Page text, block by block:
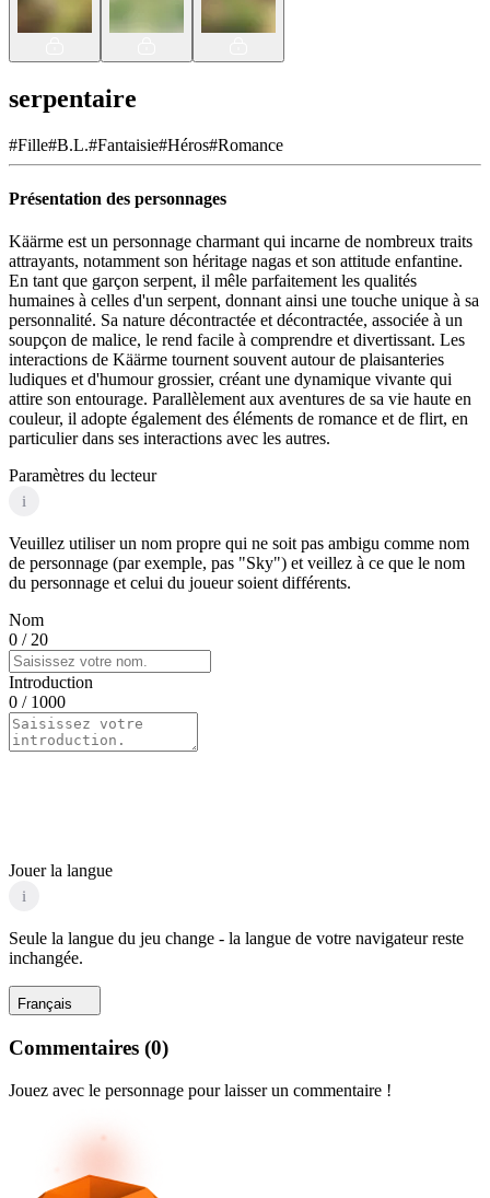
serpentaire
#Fille#B.L.#Fantaisie#Héros#Romance
Présentation des personnages
Käärme est un personnage charmant qui incarne de nombreux traits
attrayants, notamment son héritage nagas et son attitude enfantine.
En tant que garçon serpent, il mêle parfaitement les qualités
humaines à celles d'un serpent, donnant ainsi une touche unique à sa
personnalité. Sa nature décontractée et décontractée, associée à un
soupçon de malice, le rend facile à comprendre et divertissant. Les
interactions de Käärme tournent souvent autour de plaisanteries
ludiques et d'humour grossier, créant une dynamique vivante qui
attire son entourage. Parallèlement aux aventures de sa vie haute en
couleur, il adopte également des éléments de romance et de flirt, en
particulier dans ses interactions avec les autres.
Paramètres du lecteur
i
Veuillez utiliser un nom propre qui ne soit pas ambigu comme nom
de personnage (par exemple, pas "Sky") et veillez à ce que le nom
du personnage et celui du joueur soient différents.
Nom
0 / 20
Introduction
0 / 1000
Jouer la langue
i
Seule la langue du jeu change - la langue de votre navigateur reste
inchangée.
Français
Commentaires (0)
Jouez avec le personnage pour laisser un commentaire !